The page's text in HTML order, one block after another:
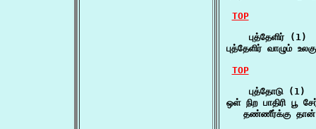
TOP
    புத்தேளிர் (1)
புத்தேளிர் வாழும்
TOP
    புத்தோடு (1)
ஒள் நிற பாதிரி பூ
தண்ணீர்க்கு தான்